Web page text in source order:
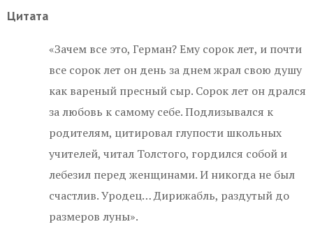
Цитата
«Зачем все это, Герман? Ему сорок лет, и почти
все сорок лет он день за днем жрал свою душу
как вареный пресный сыр. Сорок лет он дрался
за любовь к самому себе. Подлизывался к
родителям, цитировал глупости школьных
учителей, читал Толстого, гордился собой и
лебезил перед женщинами. И никогда не был
счастлив. Уродец… Дирижабль, раздутый до
размеров луны».